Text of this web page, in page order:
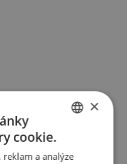
ENGLISH
×
cookie.
reklam a analýze